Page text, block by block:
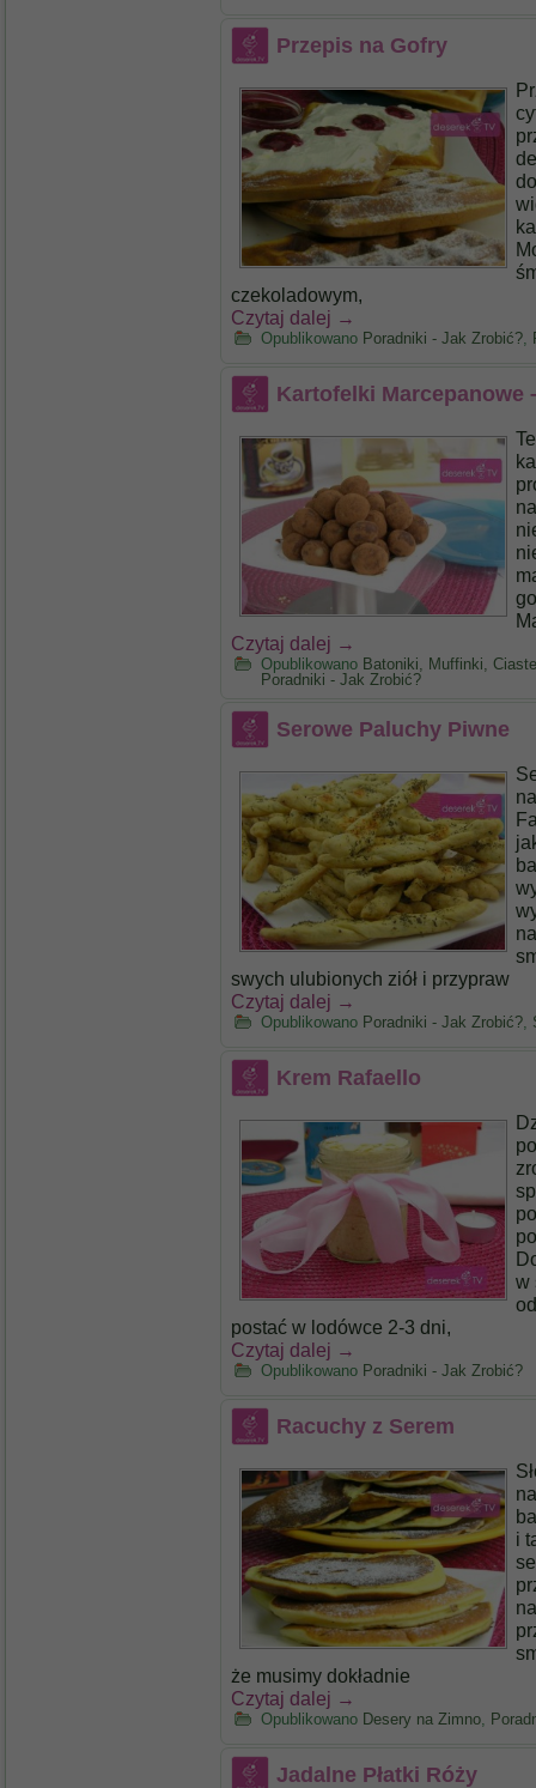
Przepis na Gofry
czekoladowym,
Czytaj dalej →
Opublikowano Poradniki - Jak Zrobić?,
Kartofelki Marcepanowe
Czytaj dalej →
Opublikowano Batoniki, Muffinki,
Poradniki - Jak Zrobić?
Serowe Paluchy Piwne
swych ulubionych ziół i przypraw
Czytaj dalej →
Opublikowano Poradniki - Jak Zrobić?,
Krem Rafaello
w
postać w lodówce 2-3 dni,
Czytaj dalej →
Opublikowano Poradniki - Jak Zrobić?
Racuchy z Serem
i
że musimy dokładnie
Czytaj dalej →
Opublikowano Desery na Zimno,
Jadalne Płatki Róży